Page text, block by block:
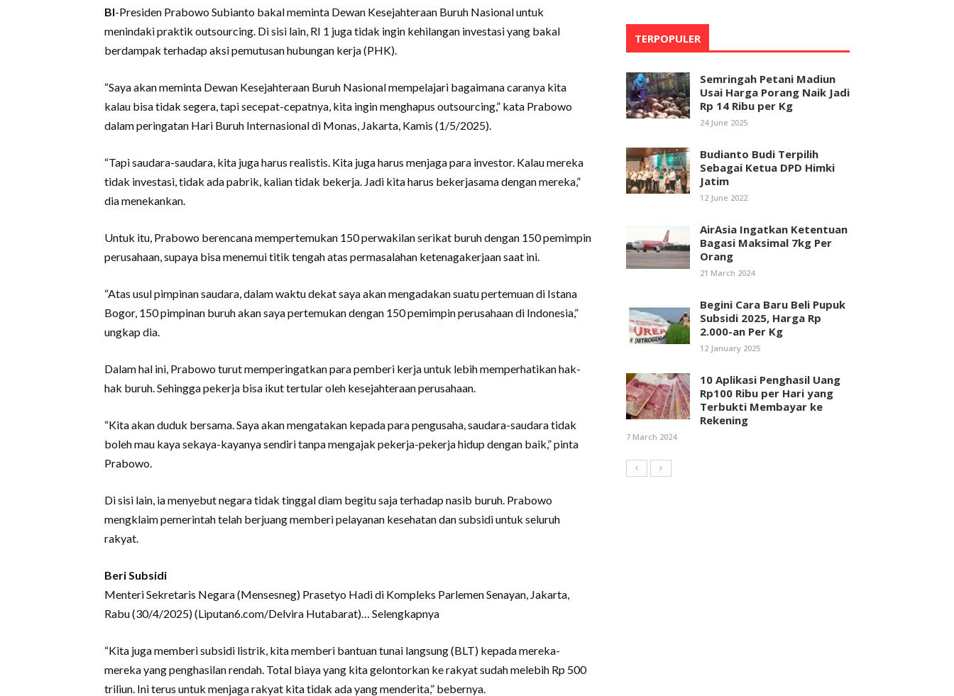
BI-Presiden Prabowo Subianto bakal meminta Dewan Kesejahteraan Buruh Nasional untuk
menindaki praktik outsourcing. Di sisi lain, RI 1 juga tidak ingin kehilangan investasi yang bakal
berdampak terhadap aksi pemutusan hubungan kerja (PHK).
“Saya akan meminta Dewan Kesejahteraan Buruh Nasional mempelajari bagaimana caranya kita
kalau bisa tidak segera, tapi secepat-cepatnya, kita ingin menghapus outsourcing,” kata Prabowo
dalam peringatan Hari Buruh Internasional di Monas, Jakarta, Kamis (1/5/2025).
“Tapi saudara-saudara, kita juga harus realistis. Kita juga harus menjaga para investor. Kalau mereka
tidak investasi, tidak ada pabrik, kalian tidak bekerja. Jadi kita harus bekerjasama dengan mereka,”
dia menekankan.
Untuk itu, Prabowo berencana mempertemukan 150 perwakilan serikat buruh dengan 150 pemimpin
perusahaan, supaya bisa menemui titik tengah atas permasalahan ketenagakerjaan saat ini.
“Atas usul pimpinan saudara, dalam waktu dekat saya akan mengadakan suatu pertemuan di Istana
Bogor, 150 pimpinan buruh akan saya pertemukan dengan 150 pemimpin perusahaan di Indonesia,”
ungkap dia.
Dalam hal ini, Prabowo turut memperingatkan para pemberi kerja untuk lebih memperhatikan hak-
hak buruh. Sehingga pekerja bisa ikut tertular oleh kesejahteraan perusahaan.
“Kita akan duduk bersama. Saya akan mengatakan kepada para pengusaha, saudara-saudara tidak
boleh mau kaya sekaya-kayanya sendiri tanpa mengajak pekerja-pekerja hidup dengan baik,” pinta
Prabowo.
Di sisi lain, ia menyebut negara tidak tinggal diam begitu saja terhadap nasib buruh. Prabowo
mengklaim pemerintah telah berjuang memberi pelayanan kesehatan dan subsidi untuk seluruh
rakyat.
Beri Subsidi
Menteri Sekretaris Negara (Mensesneg) Prasetyo Hadi di Kompleks Parlemen Senayan, Jakarta,
Rabu (30/4/2025) (Liputan6.com/Delvira Hutabarat)… Selengkapnya
“Kita juga memberi subsidi listrik, kita memberi bantuan tunai langsung (BLT) kepada mereka-
mereka yang penghasilan rendah. Total biaya yang kita gelontorkan ke rakyat sudah melebih Rp 500
triliun. Ini terus untuk menjaga rakyat kita tidak ada yang menderita,” bebernya.
TERPOPULER
Semringah Petani Madiun
Usai Harga Porang Naik Jadi
Rp 14 Ribu per Kg
24 June 2025
Budianto Budi Terpilih
Sebagai Ketua DPD Himki
Jatim
12 June 2022
AirAsia Ingatkan Ketentuan
Bagasi Maksimal 7kg Per
Orang
21 March 2024
Begini Cara Baru Beli Pupuk
Subsidi 2025, Harga Rp
2.000-an Per Kg
12 January 2025
10 Aplikasi Penghasil Uang
Rp100 Ribu per Hari yang
Terbukti Membayar ke
Rekening
7 March 2024